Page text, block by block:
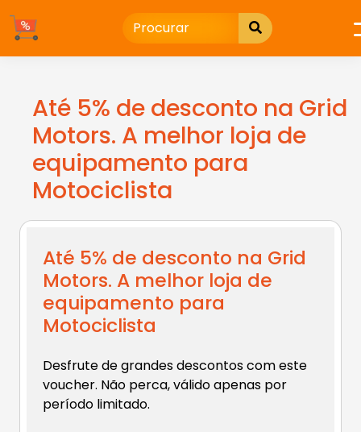
para
Até 5% de desconto na Grid
Motors. A melhor loja de
equipamento para
Motociclista
Até 5% de desconto na Grid
Motors. A melhor loja de
equipamento para
Motociclista
Desfrute de grandes descontos com este
voucher. Não perca, válido apenas por
período limitado.